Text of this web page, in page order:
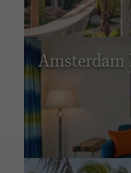
Amsterdam